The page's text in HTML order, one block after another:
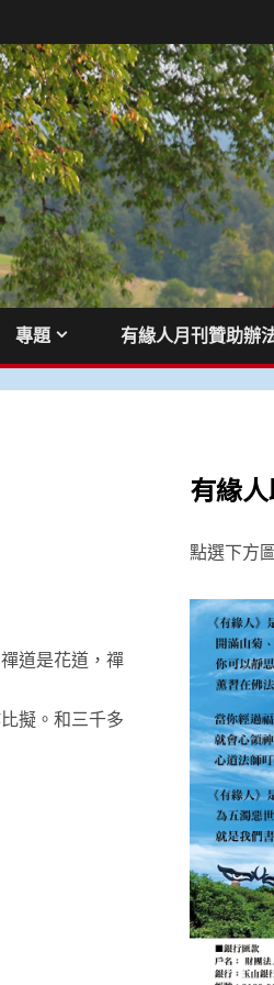
專題 有緣人月刊贊助辦
道是花道，禪
擬。和三千多
有緣
點選下方